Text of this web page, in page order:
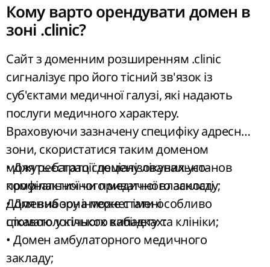
Кому варто орендувати домен в
зоні .clinic?
Сайт з доменним розширенням .clinic
сигналізує про його тісний зв'язок із
суб'єктами медичної галузі, які надають
послуги медичного характеру.
Враховуючи зазначену специфіку адресної
зони, скористатися таким доменом
можуть багато спеціалізованих установ
комунальної чи приватної власності.
Доменна зона може стати особливо
цікавою у кількох випадках:
• Для реєстрації домену лікувально-
профілактичного медичного закладу;
• Для вибору інтернет імені
стоматологічного кабінету та клініки;
• Домен амбулаторного медичного
закладу;